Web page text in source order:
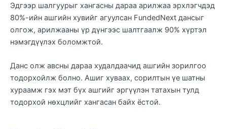
Эдгээр шалгуурыг хангасны дараа арилжаа эрхлэгчдэд
80%-ийн ашгийн хувийг агуулсан FundedNext дансыг
олгож, арилжааны үр дүнгээс шалтгаалж 90% хүртэл
нэмэгдүүлэх боломжтой.
Данс олж авсны дараа худалдаачид ашгийн зорилгоо
тодорхойлж болно. Ашиг хуваах, сорилтын үе шатны
хураамж гэх мэт бүх ашгийг эргүүлэн татахын тулд
тодорхой нөхцлийг хангасан байх ёстой.